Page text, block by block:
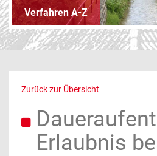
Verfahren A-Z
Zurück zur Übersicht
Erlaubnis